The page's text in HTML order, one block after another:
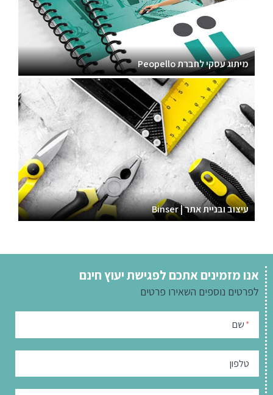
מיתוג עסקי לחברת Peopello
עיצוב ובניית אתר | Binser
אנו מזמינים אתכם לפגישת יעוץ חינם
לפרטים נוספים השאירו פרטים
* שם
טלפון